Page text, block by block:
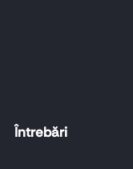
Întrebări